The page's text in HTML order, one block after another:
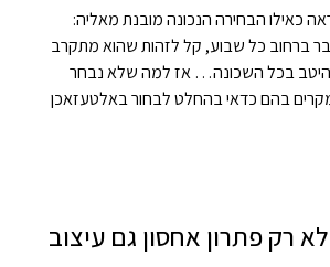
כאילו הבחירה הנכונה מובנת מאליה:
ברחוב כל שבוע, קל לזהות שהוא מתקרב
היטב בכל השכונה… אז למה שלא נבחר
בהם כדאי בהחלט לבחור באלטעזאכן
רק פתרון אחסון גם עיצוב